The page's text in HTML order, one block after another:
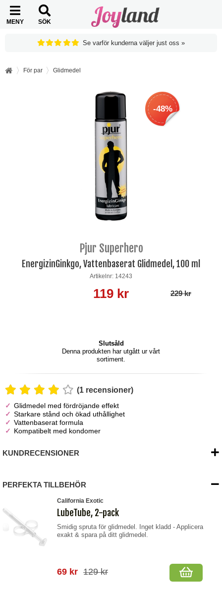
MENY SÖK
Se varför kunderna väljer just oss »
För par Glidmedel
-48%
Pjur Superhero
EnergizinGinkgo, Vattenbaserat Glidmedel, 100 ml
Artikelnr: 14243
119 kr 229 kr
Slutsåld
Denna produkten har utgått ur vårt
sortiment.
(1 recensioner)
Glidmedel med fördröjande effekt
Starkare stånd och ökad uthållighet
Vattenbaserat formula
Kompatibelt med kondomer
KUNDRECENSIONER
PERFEKTA TILLBEHÖR
California Exotic
LubeTube, 2-pack
Smidig spruta för glidmedel. Inget kladd - Applicera
exakt & spara på ditt glidmedel.
69 kr 129 kr